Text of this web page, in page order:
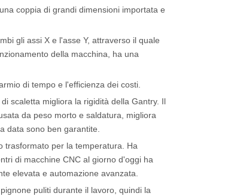
coppia di grandi dimensioni importata e
gli assi X e l'asse Y, attraverso il quale
della macchina, ha una
di tempo e l'efficienza dei costi.
scaletta migliora la rigidità della Gantry. Il
da peso morto e saldatura, migliora
data sono ben garantite.
trasformato per la temperatura. Ha
di macchine CNC al giorno d'oggi ha
elevata e automazione avanzata.
puliti durante il lavoro, quindi la